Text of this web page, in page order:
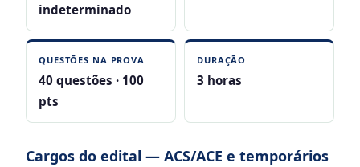
indeterminado
QUESTÕES NA PROVA
40 questões · 100
pts
DURAÇÃO
3 horas
Cargos do edital — ACS/ACE e temporários